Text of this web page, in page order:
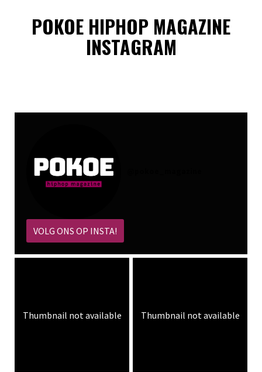
POKOE HIPHOP MAGAZINE
INSTAGRAM
VOLG ONS OP INSTA!
Thumbnail not available Thumbnail not available